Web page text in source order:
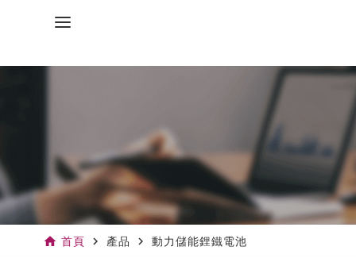
home 首頁 navigate_next 產品 navigate_next 動力儲能鋰鐵電池